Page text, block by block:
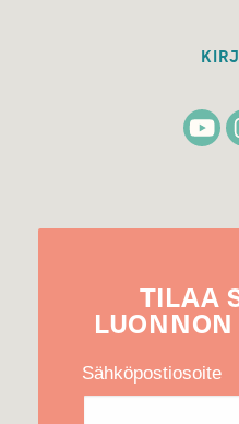
TILAA
LUONNON
Sähköpostiosoite